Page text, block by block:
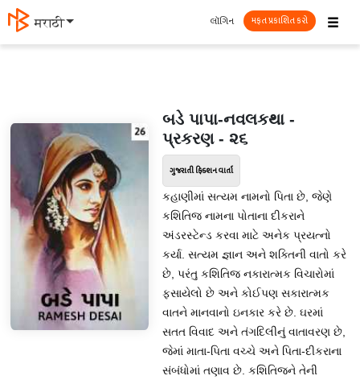
मराठी ☰
લૉગિન મફત પ્રકાશિત કરો
બડે પાપા-નવલકથા -
પ્રકરણ - ૨૬
ગુજરાતી ફિક્શન વાર્તા
કહાણીમાં સત્યમ નામનો પિતા છે, જેણે
કશિતિજ નામના પોતાના દીકરાને
અંડરસ્ટેન્ડ કરવા માટે અનેક પ્રયત્નો
કર્યા. સત્યમ જ્ઞાન અને શક્તિની વાતો કરે
છે, પરંતુ કશિતિજ નકારાત્મક વિચારોમાં
ફસાયેલો છે અને કોઈપણ સકારાત્મક
વાતને માનવાનો ઇનકાર કરે છે. ઘરમાં
સતત વિવાદ અને તંગદિલીનું વાતાવરણ છે,
જેમાં માતા-પિતા વચ્ચે અને પિતા-દીકરાના
સંબંધોમાં તણાવ છે. કશિતિજને તેની